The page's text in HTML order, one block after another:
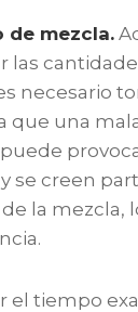
de mezcla.
las
necesario
que una
se creen
la mezcla,
el tiempo